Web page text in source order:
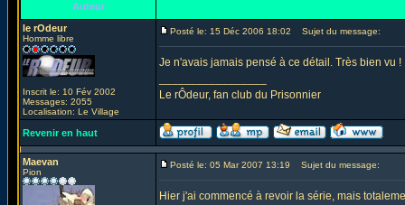
Auteur
le rOdeur
Homme libre
Inscrit le: 10 Fév 2002
Messages: 2055
Localisation: Le Village
Posté le: 15 Déc 2006 18:02 Sujet du message:
Je n'avais jamais pensé à ce détail. Très bien vu !
Le rÔdeur, fan club du Prisonnier
Revenir en haut
Maevan
Pion
Posté le: 05 Mar 2007 13:19 Sujet du message:
Hier j'ai commencé à revoir la série, mais